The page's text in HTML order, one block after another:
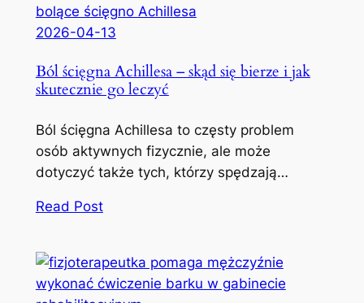
2026-04-13
Ból ścięgna Achillesa – skąd się bierze i jak
skutecznie go leczyć
Ból ścięgna Achillesa to częsty problem
osób aktywnych fizycznie, ale może
dotyczyć także tych, którzy spędzają…
Read Post